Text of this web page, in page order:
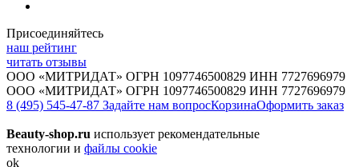
Присоединяйтесь
наш рейтинг
читать отзывы
ООО «МИТРИДАТ» ОГРН 1097746500829 ИНН 7727696979
ООО «МИТРИДАТ» ОГРН 1097746500829 ИНН 7727696979
8 (495) 545-47-87 Задайте нам вопросКорзинаОформить заказ
Beauty-shop.ru использует рекомендательные
технологии и файлы cookie
ok